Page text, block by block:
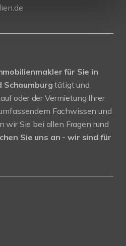
für Sie in
Schaumburgtätigt und
oder der Vermietung Ihrer
Fachwissen und
wir Sie bei allen Fragen rund
Sie uns an - wir sind für